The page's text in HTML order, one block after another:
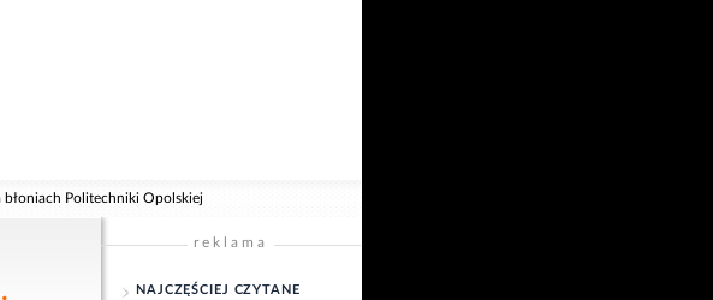
błoniach Politechniki Opolskiej
reklama
NAJCZĘŚCIEJ CZYTANE